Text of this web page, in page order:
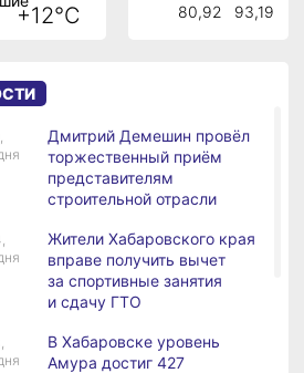
+12°C 80,92 93,19
Дмитрий Демешин провёл
торжественный приём
представителям
строительной отрасли
Жители Хабаровского края
вправе получить вычет
за спортивные занятия
и сдачу ГТО
В Хабаровске уровень
Амура достиг 427